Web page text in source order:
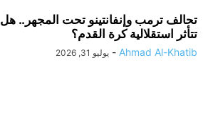
تحالف ترمب وإنفانتينو تحت المجهر.. هل
تتأثر استقلالية كرة القدم؟
Ahmad Al-Khatib
- يوليو 31, 2026